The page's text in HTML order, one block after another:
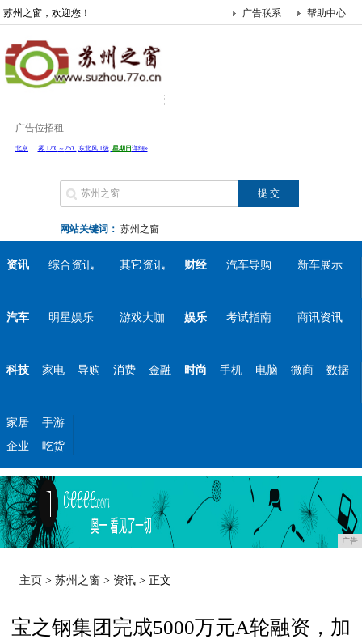
苏州之窗，欢迎您！ 帮助中心
广告联系
广告位招租
网站关键词： 苏州之窗
资讯 综合资讯 其它资讯 财经 汽车导购 新车展示
汽车 明星娱乐 游戏大咖 娱乐 考试指南 商讯资讯
科技 家电 导购 消费 金融 时尚 手机 电脑 微商 数据
家居
手游
企业
吃货
广告
主页 >苏州之窗 > 资讯 > 正文
宝之钢集团完成5000万元A轮融资，加